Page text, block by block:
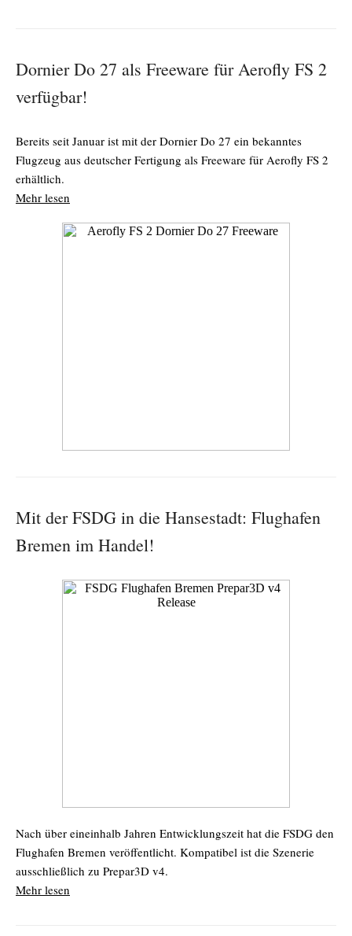
Dornier Do 27 als Freeware für Aerofly FS 2
verfügbar!
Bereits seit Januar ist mit der Dornier Do 27 ein bekanntes
Flugzeug aus deutscher Fertigung als Freeware für Aerofly FS 2
erhältlich.
Mehr lesen
Mit der FSDG in die Hansestadt: Flughafen
Bremen im Handel!
Nach über eineinhalb Jahren Entwicklungszeit hat die FSDG den
Flughafen Bremen veröffentlicht. Kompatibel ist die Szenerie
ausschließlich zu Prepar3D v4.
Mehr lesen